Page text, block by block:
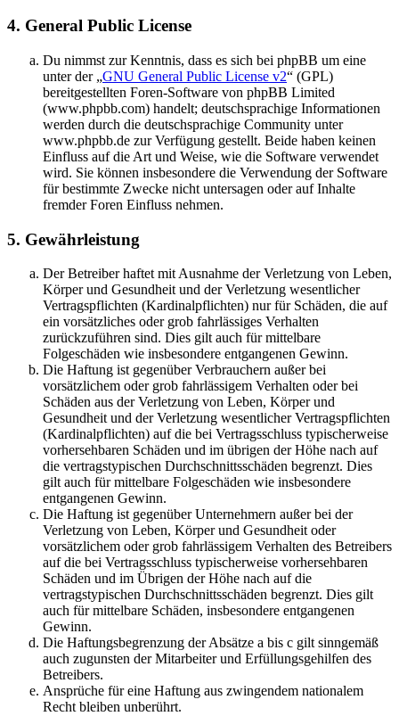
4. General Public License
Du nimmst zur Kenntnis, dass es sich bei phpBB um eine
unter der „GNU General Public License v2“ (GPL)
bereitgestellten Foren-Software von phpBB Limited
(www.phpbb.com) handelt; deutschsprachige Informationen
werden durch die deutschsprachige Community unter
www.phpbb.de zur Verfügung gestellt. Beide haben keinen
Einfluss auf die Art und Weise, wie die Software verwendet
wird. Sie können insbesondere die Verwendung der Software
für bestimmte Zwecke nicht untersagen oder auf Inhalte
fremder Foren Einfluss nehmen.
5. Gewährleistung
Der Betreiber haftet mit Ausnahme der Verletzung von Leben,
Körper und Gesundheit und der Verletzung wesentlicher
Vertragspflichten (Kardinalpflichten) nur für Schäden, die auf
ein vorsätzliches oder grob fahrlässiges Verhalten
zurückzuführen sind. Dies gilt auch für mittelbare
Folgeschäden wie insbesondere entgangenen Gewinn.
Die Haftung ist gegenüber Verbrauchern außer bei
vorsätzlichem oder grob fahrlässigem Verhalten oder bei
Schäden aus der Verletzung von Leben, Körper und
Gesundheit und der Verletzung wesentlicher Vertragspflichten
(Kardinalpflichten) auf die bei Vertragsschluss typischerweise
vorhersehbaren Schäden und im übrigen der Höhe nach auf
die vertragstypischen Durchschnittsschäden begrenzt. Dies
gilt auch für mittelbare Folgeschäden wie insbesondere
entgangenen Gewinn.
Die Haftung ist gegenüber Unternehmern außer bei der
Verletzung von Leben, Körper und Gesundheit oder
vorsätzlichem oder grob fahrlässigem Verhalten des Betreibers
auf die bei Vertragsschluss typischerweise vorhersehbaren
Schäden und im Übrigen der Höhe nach auf die
vertragstypischen Durchschnittsschäden begrenzt. Dies gilt
auch für mittelbare Schäden, insbesondere entgangenen
Gewinn.
Die Haftungsbegrenzung der Absätze a bis c gilt sinngemäß
auch zugunsten der Mitarbeiter und Erfüllungsgehilfen des
Betreibers.
Ansprüche für eine Haftung aus zwingendem nationalem
Recht bleiben unberührt.